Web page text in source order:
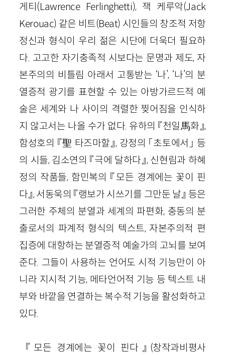
게티(Lawrence Ferlinghetti), 잭 케루악(Jack
Kerouac) 같은 비트(Beat) 시인들의 창조적 저항
정신과 형식이 우리 젊은 시단에 더욱더 필요하
다. 고고한 자기충족적 시보다는 문명과 제도, 자
본주의의 비틀림 아래서 고통받는 ‘나’, ‘나’의 분
열증적 광기를 표현할 수 있는 아방가르드적 예
술은 세계와 나 사이의 격렬한 찢어짐을 인식하
지 않고서는 나올 수가 없다. 유하의 『천일馬화』,
함성호의 『聖 타즈마할』, 강정의 「초토에서」 등
의 시들, 김소연의 『극에 달하다』, 신현림과 하혜
정의 작품들, 함민복의 『모든 경계에는 꽃이 핀
다』, 서동욱의 『랭보가 시쓰기를 그만둔 날』 등은
그러한 주체의 분열과 세계의 파편화, 충동의 분
출로서의 파계적 형식의 텍스트, 자본주의적 편
집증에 대항하는 분열증적 예술가의 고뇌를 보여
준다. 그들이 사용하는 언어도 시적 기능만이 아
니라 지시적 기능, 메타언어적 기능 등 텍스트 내
부와 바깥을 연결하는 복수적 기능을 활성화하고
있다.
『모든 경계에는 꽃이 핀다』(창작과비평사